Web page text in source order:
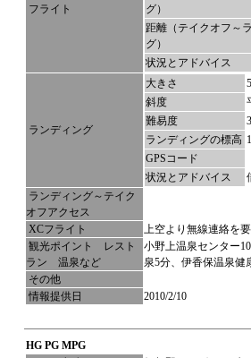
フライト
グ）
距離（テイクオフ～
グ）
状況とアドバイス
ランディング
大きさ
斜度
難易度
3
ランディングの標高
GPSコード
状況とアドバイス
ランディング～テイク
オフアクセス
XCフライト
上空より無線連絡を
観光ポイント レスト
ラン 温泉など
小野上温泉センター
泉5分、伊香保温泉健
その他
情報提供日
2010/2/10
HG PG MPG